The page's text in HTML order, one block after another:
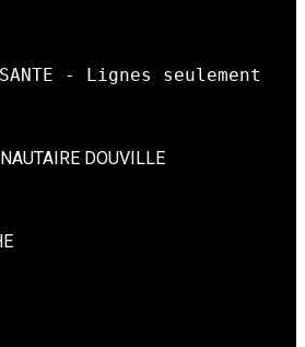
- Lignes seulement
DOUVILLE